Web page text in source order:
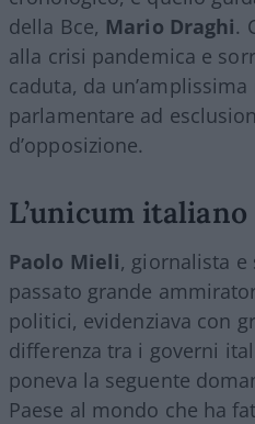
della Bce, Mario Draghi.
alla crisi pandemica e
caduta, da
parlamentare ad
d’opposizione.
L’unicum italiano
Paolo Mieli, giornalista e
passato grande
politici, evidenziava con
differenza tra i governi
poneva la seguente
Paese al mondo che ha